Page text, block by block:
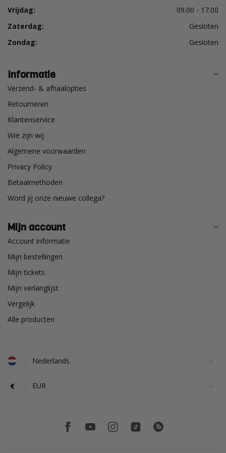
Vrijdag:
09.00 - 17.00
Zaterdag:
Gesloten
Zondag:
Gesloten
Informatie
Verzend- & afhaalopties
Retourneren
Klantenservice
Wie zijn wij
Algemene voorwaarden
Privacy Policy
Betaalmethoden
Word jij onze nieuwe collega?
Mijn account
Account informatie
Mijn bestellingen
Mijn tickets
Mijn verlanglijst
Vergelijk
Alle producten
€